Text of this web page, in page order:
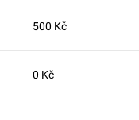
500 Kč
0 Kč